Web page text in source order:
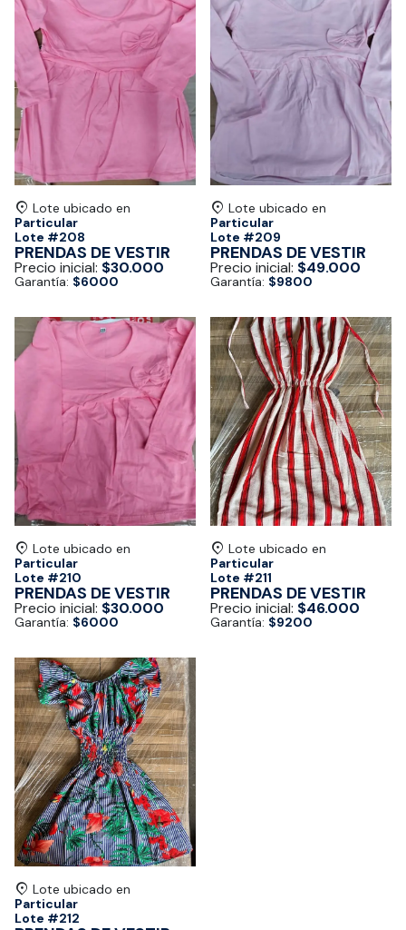
Lote ubicado en
Particular
Lote #208
PRENDAS DE VESTIR
Precio inicial: $30.000
Garantía: $6000
Lote ubicado en
Particular
Lote #209
PRENDAS DE VESTIR
Precio inicial: $49.000
Garantía: $9800
Lote ubicado en
Particular
Lote #210
PRENDAS DE VESTIR
Precio inicial: $30.000
Garantía: $6000
Lote ubicado en
Particular
Lote #211
PRENDAS DE VESTIR
Precio inicial: $46.000
Garantía: $9200
Lote ubicado en
Particular
Lote #212